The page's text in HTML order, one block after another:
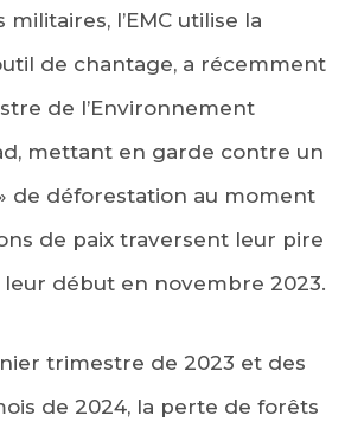
l’EMC utilise la
de chantage, a récemment
de l’Environnement
mettant en garde contre un
de déforestation au moment
de paix traversent leur pire
début en novembre 2023.
trimestre de 2023 et des
de 2024, la perte de forêts